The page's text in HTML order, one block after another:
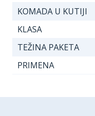
KOMADA U KUTIJI
KLASA
TEŽINA PAKETA
PRIMENA